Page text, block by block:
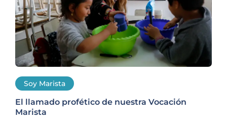
Soy Marista
El llamado profético de nuestra Vocación
Marista